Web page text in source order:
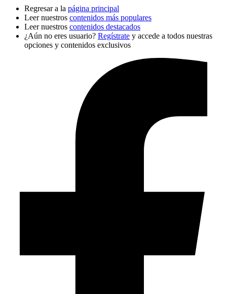
Regresar a la página principal
Leer nuestros contenidos más populares
Leer nuestros contenidos destacados
¿Aún no eres usuario? Regístrate y accede a todos nuestras
opciones y contenidos exclusivos